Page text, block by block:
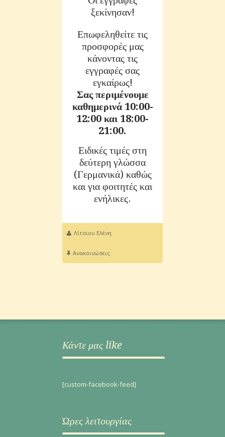
ξεκίνησαν!
Επωφεληθείτε τις
προσφορές μας
κάνοντας τις
εγγραφές σας
εγκαίρως!
Σας περιμένουμε
καθημερινά 10:00-
12:00 και 18:00-
21:00.
Ειδικές τιμές στη
δεύτερη γλώσσα
(Γερμανικά) καθώς
και για φοιτητές και
ενήλικες.
Λίτσιου Ελένη
Ανακοινώσεις
Κάντε μας like
[custom-facebook-feed]
Ώρες λειτουργίας